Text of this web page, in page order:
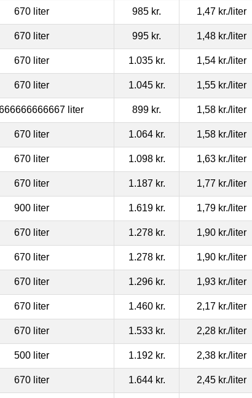
670 liter 985 kr. 1,47 kr./liter
670 liter 995 kr. 1,48 kr./liter
670 liter 1.035 kr. 1,54 kr./liter
670 liter 1.045 kr. 1,55 kr./liter
liter 899 kr. 1,58 kr./liter
670 liter 1.064 kr. 1,58 kr./liter
670 liter 1.098 kr. 1,63 kr./liter
670 liter 1.187 kr. 1,77 kr./liter
900 liter 1.619 kr. 1,79 kr./liter
670 liter 1.278 kr. 1,90 kr./liter
670 liter 1.278 kr. 1,90 kr./liter
670 liter 1.296 kr. 1,93 kr./liter
670 liter 1.460 kr. 2,17 kr./liter
670 liter 1.533 kr. 2,28 kr./liter
500 liter 1.192 kr. 2,38 kr./liter
670 liter 1.644 kr. 2,45 kr./liter